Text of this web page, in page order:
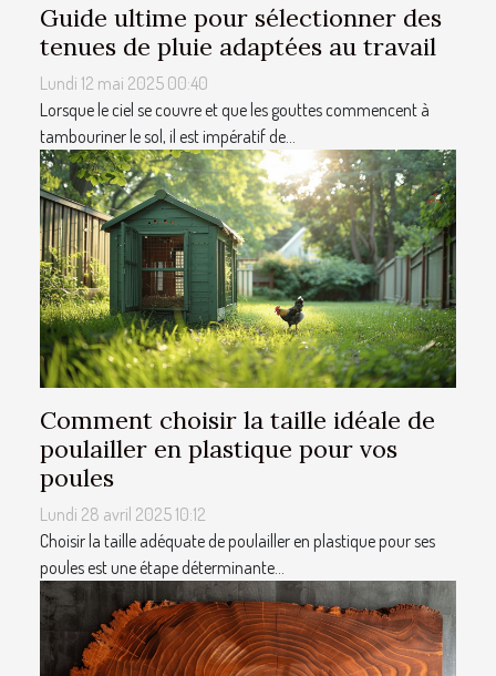
Guide ultime pour sélectionner des
tenues de pluie adaptées au travail
Lundi 12 mai 2025 00:40
Lorsque le ciel se couvre et que les gouttes commencent à
tambouriner le sol, il est impératif de...
Comment choisir la taille idéale de
poulailler en plastique pour vos
poules
Lundi 28 avril 2025 10:12
Choisir la taille adéquate de poulailler en plastique pour ses
poules est une étape déterminante...